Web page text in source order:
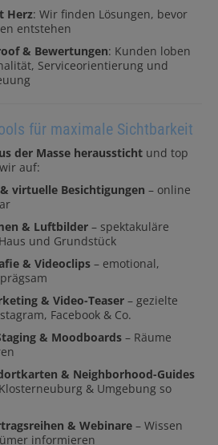
Herz: Wir finden Lösungen, bevor
entstehen
& Bewertungen: Kunden loben
Serviceorientierung und
für maximale Sichtbarkeit
der Masse heraussticht und top
auf:
virtuelle Besichtigungen – online
& Luftbilder – spektakuläre
und Grundstück
& Videoclips – emotional,
& Video-Teaser – gezielte
Facebook & Co.
& Moodboards – Räume
& Neighborhood-Guides
& Umgebung so
& Webinare – Wissen
informieren